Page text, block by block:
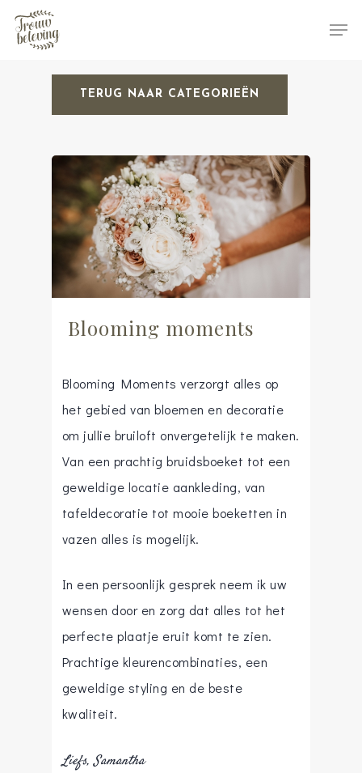
Hit enter to search or ESC to close
TERUG NAAR CATEGORIEËN
Blooming moments
Blooming Moments verzorgt alles op
het gebied van bloemen en decoratie
om jullie bruiloft onvergetelijk te maken.
Van een prachtig bruidsboeket tot een
geweldige locatie aankleding, van
tafeldecoratie tot mooie boeketten in
vazen alles is mogelijk.
In een persoonlijk gesprek neem ik uw
wensen door en zorg dat alles tot het
perfecte plaatje eruit komt te zien.
Prachtige kleurencombinaties, een
geweldige styling en de beste
kwaliteit.
Liefs, Samantha